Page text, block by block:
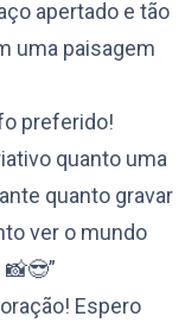
apertado e tão
uma paisagem
preferido!
quanto uma
quanto gravar
ver o mundo
Espero